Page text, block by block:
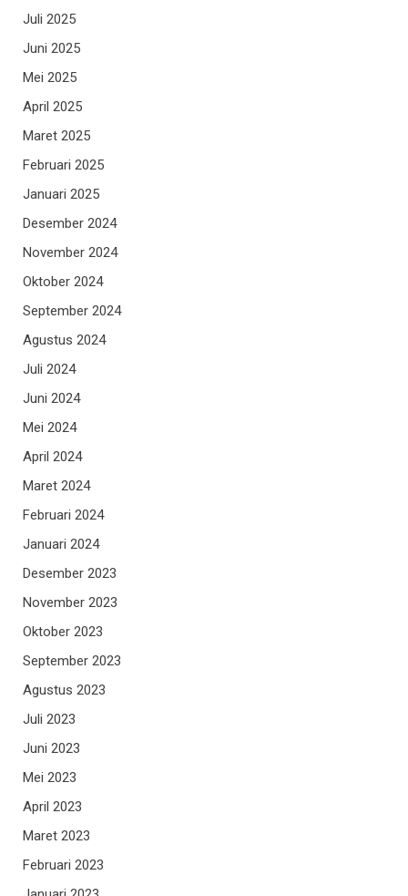
Juli 2025
Juni 2025
Mei 2025
April 2025
Maret 2025
Februari 2025
Januari 2025
Desember 2024
November 2024
Oktober 2024
September 2024
Agustus 2024
Juli 2024
Juni 2024
Mei 2024
April 2024
Maret 2024
Februari 2024
Januari 2024
Desember 2023
November 2023
Oktober 2023
September 2023
Agustus 2023
Juli 2023
Juni 2023
Mei 2023
April 2023
Maret 2023
Februari 2023